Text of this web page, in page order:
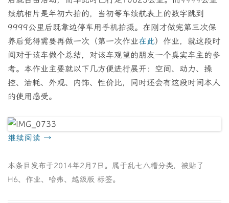
续航相片是年初六拍的，当初等车续航表上的数字跳到
9999公里后既靠边停车用手机拍摄。在刚才做完第三次保
养后觉得需要再做一次（第一次作业在此）作业，就这段时
间对于该车做个总结，对该车观望的朋友一个真实车主的参
考。本作业主要就以下几方便进行展开：空间、动力、操
控、油耗、外观、内饰、性价比，同时还会有这段时间本人
的使用感受。
继续阅读 →
本条目发布于2014年2月7日 。属于乱七八糟分类，被贴了
H6、 作业、 哈弗、 越级版 标签。